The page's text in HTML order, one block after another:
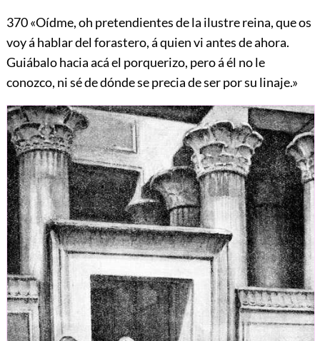
370«Oídme, oh pretendientes de la ilustre reina, que os
voy á hablar del forastero, á quien vi antes de ahora.
Guiábalo hacia acá el porquerizo, pero á él no le
conozco, ni sé de dónde se precia de ser por su linaje.»